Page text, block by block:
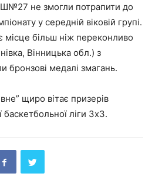
не змогли потрапити до
у середній віковій групі.
місце більш ніж переконливо
Вінницька обл.) з
бронзові медалі змагань.
щиро вітає призерів
баскетбольної ліги 3х3.